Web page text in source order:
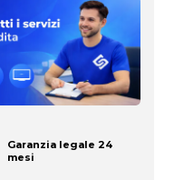
Garanzia legale 24
mesi